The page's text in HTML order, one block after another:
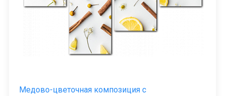
Медово-цветочная композиция с